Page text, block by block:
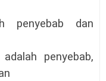
penyebab dan
penyebab,